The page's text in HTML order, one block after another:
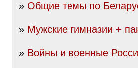
» Общие темы по
» Мужские гимназии +
» Войны и военные